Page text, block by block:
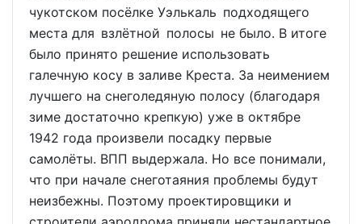
чукотском посёлке Уэлькаль подходящего
места для взлётной полосы не было. В итоге
было принято решение использовать
галечную косу в заливе Креста. За неимением
лучшего на снеголедяную полосу (благодаря
зиме достаточно крепкую) уже в октябре
1942 года произвели посадку первые
самолёты. ВПП выдержала. Но все понимали,
что при начале снеготаяния проблемы будут
неизбежны. Поэтому проектировщики и